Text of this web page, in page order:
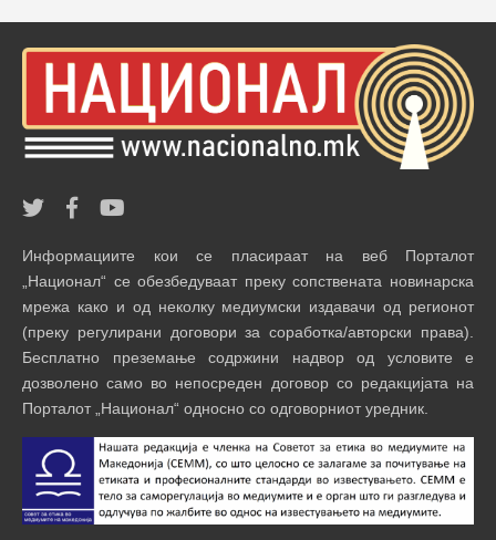
Информациите кои се пласираат на веб Порталот
„Национал“ се обезбедуваат преку сопствената новинарска
мрежа како и од неколку медиумски издавачи од регионот
(преку регулирани договори за соработка/авторски права).
Бесплатно преземање содржини надвор од условите е
дозволено само во непосреден договор со редакцијата на
Порталот „Национал“ односно со одговорниот уредник.